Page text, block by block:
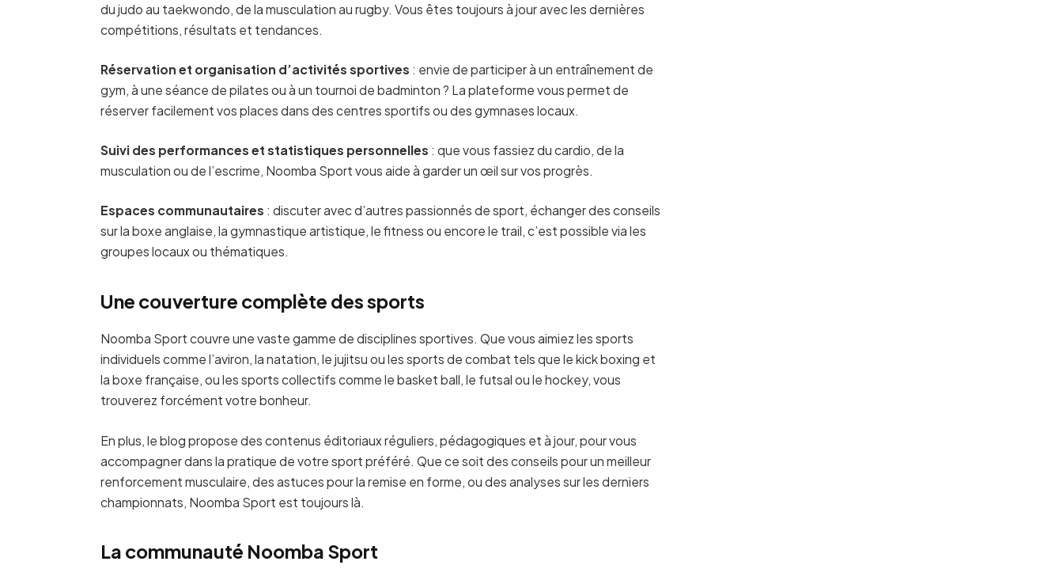
du judo au taekwondo, de la musculation au rugby. Vous êtes toujours à jour avec les dernières
compétitions, résultats et tendances.
Réservation et organisation d’activités sportives : envie de participer à un entraînement de
gym, à une séance de pilates ou à un tournoi de badminton ? La plateforme vous permet de
réserver facilement vos places dans des centres sportifs ou des gymnases locaux.
Suivi des performances et statistiques personnelles : que vous fassiez du cardio, de la
musculation ou de l’escrime, Noomba Sport vous aide à garder un œil sur vos progrès.
Espaces communautaires : discuter avec d’autres passionnés de sport, échanger des conseils
sur la boxe anglaise, la gymnastique artistique, le fitness ou encore le trail, c’est possible via les
groupes locaux ou thématiques.
Une couverture complète des sports
Noomba Sport couvre une vaste gamme de disciplines sportives. Que vous aimiez les sports
individuels comme l’aviron, la natation, le jujitsu ou les sports de combat tels que le kick boxing et
la boxe française, ou les sports collectifs comme le basket ball, le futsal ou le hockey, vous
trouverez forcément votre bonheur.
En plus, le blog propose des contenus éditoriaux réguliers, pédagogiques et à jour, pour vous
accompagner dans la pratique de votre sport préféré. Que ce soit des conseils pour un meilleur
renforcement musculaire, des astuces pour la remise en forme, ou des analyses sur les derniers
championnats, Noomba Sport est toujours là.
La communauté Noomba Sport